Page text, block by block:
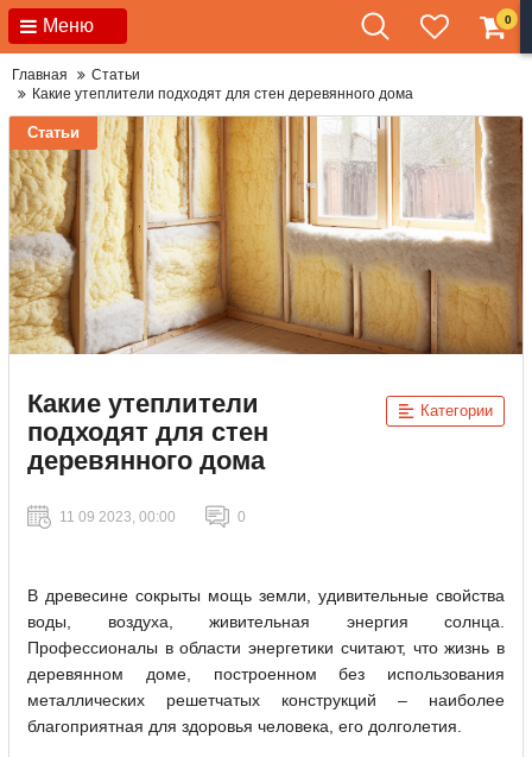
Меню 0
Главная
Статьи
Какие утеплители подходят для стен деревянного дома
Статьи
Какие утеплители
подходят для стен
деревянного дома
Категории
11 09 2023, 00:00 0
В древесине сокрыты мощь земли, удивительные свойства
воды, воздуха, живительная энергия солнца.
Профессионалы в области энергетики считают, что жизнь в
деревянном доме, построенном без использования
металлических решетчатых конструкций – наиболее
благоприятная для здоровья человека, его долголетия.